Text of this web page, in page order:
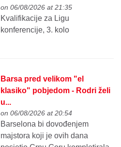
on 06/08/2026 at 21:35
Kvalifikacije za Ligu
konferencije, 3. kolo
Barsa pred velikom "el
klasiko" pobjedom - Rodri želi
u...
on 06/08/2026 at 20:54
Barselona bi dovođenjem
majstora koji je ovih dana